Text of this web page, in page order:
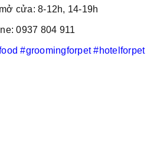
cửa: 8-12h, 14-19h
0937 804 911
#groomingforpet #hotelforpet